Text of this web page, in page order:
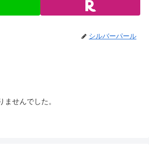
シルバーパール
ませんでした。